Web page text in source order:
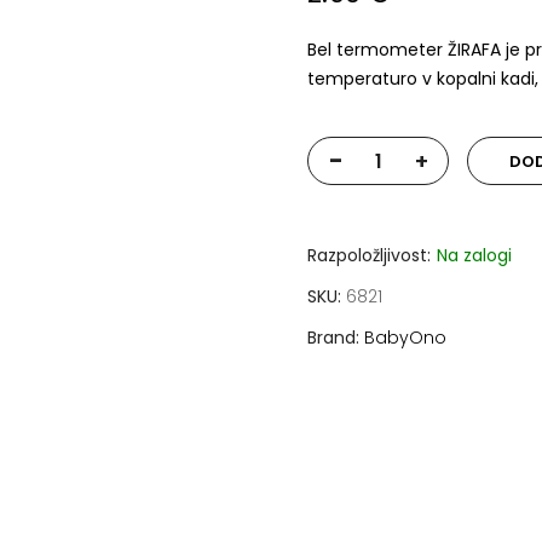
Bel termometer ŽIRAFA je
temperaturo v kopalni
- +
Razpoložljivost: Na zalogi
SKU 6821
Brand BabyOno